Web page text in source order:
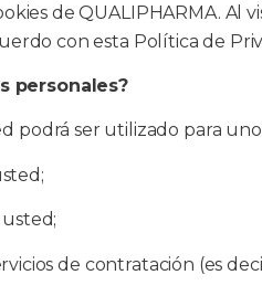
de QUALIPHARMA. Al
con esta Política de
personales?
ser utilizado para uno
de contratación (es